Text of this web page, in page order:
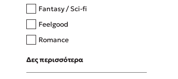
Fantasy / Sci-fi
Feelgood
Romance
Upmarket
Young Adult
Δες περισσότερα